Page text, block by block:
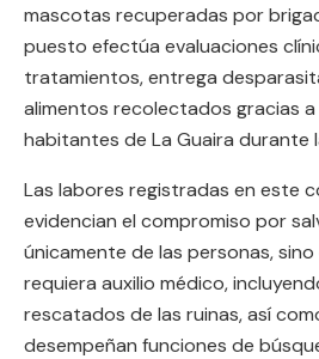
mascotas recuperadas por
puesto efectúa evaluaciones
tratamientos, entrega
alimentos recolectados gracias
habitantes de La Guaira durante
Las labores registradas en este
evidencian el compromiso por
únicamente de las personas,
requiera auxilio médico,
rescatados de las ruinas, así
desempeñan funciones de